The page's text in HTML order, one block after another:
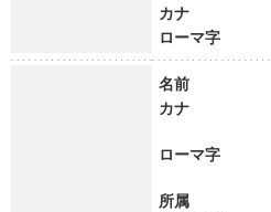
カナ
ローマ字
名前
カナ
ローマ字
所属